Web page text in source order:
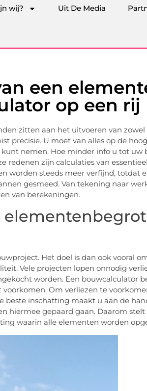
wij? Uit De Media
een
op een rij
zitten aan het uitvoeren van
precisie. U moet van alles op de
nemen. Hoe minder info u tot uw
redenen zijn calculaties van
worden steeds meer verfijnd, totdat
gesmeed. Van tekening naar
van berekeningen.
Het doel is dan ook vooral
Vele projecten lopen onnodig
worden. Een bouwcalculator
Om verliezen te
beste inschatting maakt u aan de
hiermee gepaard gaan. Daarom stelt
waarin alle elementen worden